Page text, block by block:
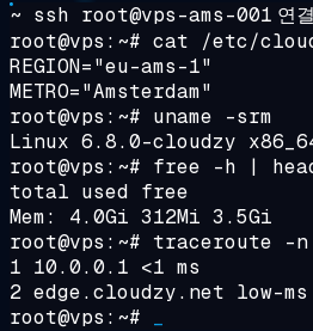
~ ssh root@vps-ams-001 연
root@vps:~# cat /etc/
REGION="eu-ams-1"
METRO="Amsterdam"
root@vps:~# uname -srm
Linux 6.8.0-cloudzy
root@vps:~# free -h |
total used free
Mem: 4.0Gi 312Mi 3.5Gi
root@vps:~# traceroute -
1 10.0.0.1 <1 ms
2 edge.cloudzy.net low-ms
root@vps:~#